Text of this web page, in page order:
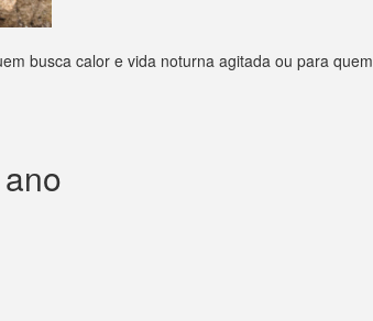
busca calor e vida noturna agitada ou para quem